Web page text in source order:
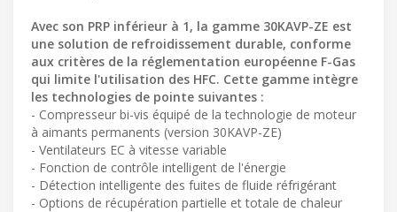
Avec son PRP inférieur à 1, la gamme 30KAVP-ZE est
une solution de refroidissement durable, conforme
aux critères de la réglementation européenne F-Gas
qui limite l'utilisation des HFC. Cette gamme intègre
les technologies de pointe suivantes :
- Compresseur bi-vis équipé de la technologie de moteur
à aimants permanents (version 30KAVP-ZE)
- Ventilateurs EC à vitesse variable
- Fonction de contrôle intelligent de l'énergie
- Détection intelligente des fuites de fluide réfrigérant
- Options de récupération partielle et totale de chaleur